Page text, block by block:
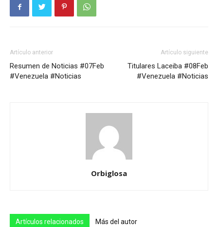
Artículo anterior
Resumen de Noticias #07Feb
#Venezuela #Noticias
Artículo siguiente
Titulares Laceiba #08Feb
#Venezuela #Noticias
Orbiglosa
Artículos relacionados Más del autor